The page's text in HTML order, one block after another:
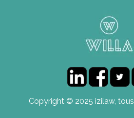
Copyright © 2025 izilaw,